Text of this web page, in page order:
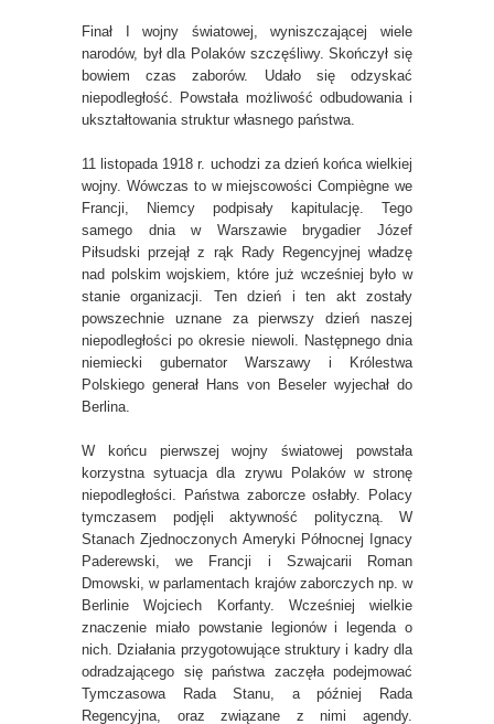
Finał I wojny światowej, wyniszczającej wiele
narodów, był dla Polaków szczęśliwy. Skończył się
bowiem czas zaborów. Udało się odzyskać
niepodległość. Powstała możliwość odbudowania i
ukształtowania struktur własnego państwa.
11 listopada 1918 r. uchodzi za dzień końca wielkiej
wojny. Wówczas to w miejscowości Compiègne we
Francji, Niemcy podpisały kapitulację. Tego
samego dnia w Warszawie brygadier Józef
Piłsudski przejął z rąk Rady Regencyjnej władzę
nad polskim wojskiem, które już wcześniej było w
stanie organizacji. Ten dzień i ten akt zostały
powszechnie uznane za pierwszy dzień naszej
niepodległości po okresie niewoli. Następnego dnia
niemiecki gubernator Warszawy i Królestwa
Polskiego generał Hans von Beseler wyjechał do
Berlina.
W końcu pierwszej wojny światowej powstała
korzystna sytuacja dla zrywu Polaków w stronę
niepodległości. Państwa zaborcze osłabły. Polacy
tymczasem podjęli aktywność polityczną. W
Stanach Zjednoczonych Ameryki Północnej Ignacy
Paderewski, we Francji i Szwajcarii Roman
Dmowski, w parlamentach krajów zaborczych np. w
Berlinie Wojciech Korfanty. Wcześniej wielkie
znaczenie miało powstanie legionów i legenda o
nich. Działania przygotowujące struktury i kadry dla
odradzającego się państwa zaczęła podejmować
Tymczasowa Rada Stanu, a później Rada
Regencyjna, oraz związane z nimi agendy.